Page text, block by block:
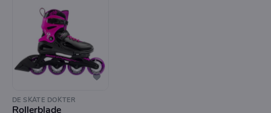
DE SKATE DOKTER
Rollerblade